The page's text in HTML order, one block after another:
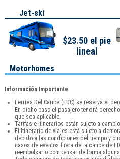
Jet-ski
Motorhomes
$23.50 el pie
lineal
Información Importante
Ferries Del Caribe (FDC) se reserva el
En dicho caso el pasajero tendrá
que sea aplicable.
Tarifas e Itinerarios están sujeto a
El Itinerario de viajes está sujeto a
debido a las condiciones del tiempo y
casos de eventos fuera del alcance de
reembolsar o compensar de forma